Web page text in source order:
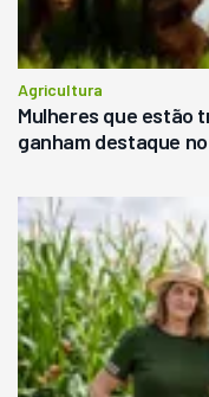
Agricultura
Mulheres que estão
ganham destaque